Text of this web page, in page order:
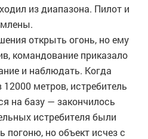
из диапазона. Пилот и
открыть огонь, но ему
командование приказало
и наблюдать. Когда
метров, истребитель
на базу — закончилось
истребителя были
но объект исчез с